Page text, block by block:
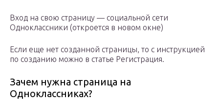
Вход на свою страницу — социальной сети
Одноклассники (откроется в новом окне)
Если еще нет созданной страницы, то с инструкцией
по созданию можно в статье Регистрация.
Зачем нужна страница на
Одноклассниках?